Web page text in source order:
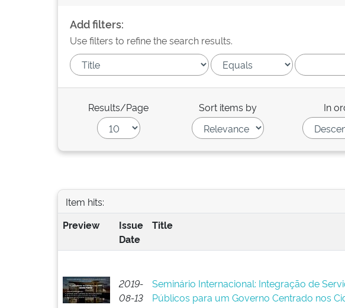
Add filters:
Use filters to refine the search results.
Results/Page Sort items by In
Item hits:
Preview
Issue
Date
Title
2019-
08-13
Seminário Internacional: Integração de
Públicos para um Governo Centrado nos